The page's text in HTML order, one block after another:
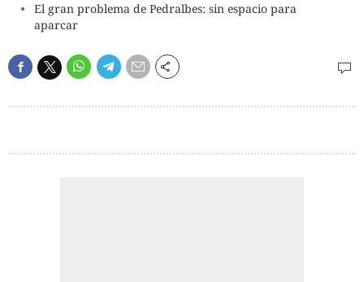
El gran problema de Pedralbes: sin espacio para
aparcar